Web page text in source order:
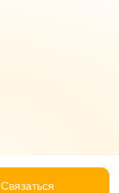
Связаться